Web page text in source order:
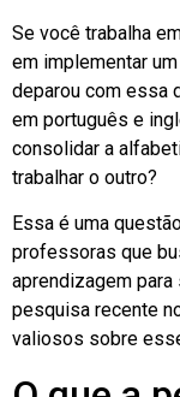
Se você trabalha
em implementar
deparou com essa
em português e
consolidar a
trabalhar o outro?
Essa é uma
professoras que
aprendizagem para
pesquisa recente
valiosos sobre